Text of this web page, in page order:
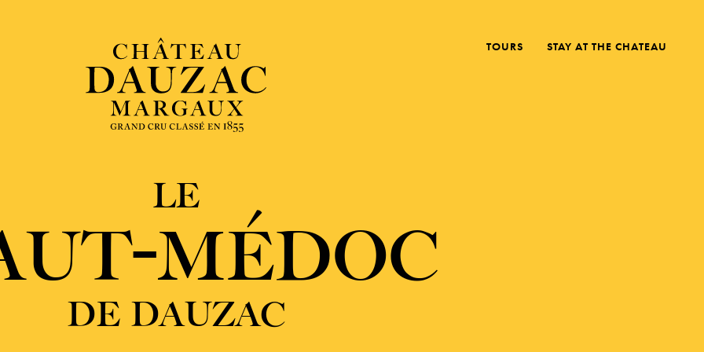
TOURS STAY AT THE CHATEAU
LE
MÉDOC
DE DAUZAC